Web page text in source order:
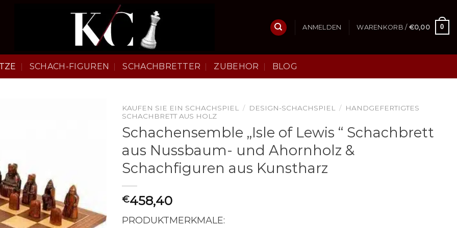
ANMELDEN WARENKORB / €0,00 0
SCHACH-FIGUREN SCHACHBRETTER ZUBEHOR BLOG
KAUFEN SIE EIN SCHACHSPIEL / DESIGN-SCHACHSPIEL /
HANDGEFERTIGTES
SCHACHBRETT AUS HOLZ
Schachensemble „Isle of Lewis “ Schachbrett
aus Nussbaum- und Ahornholz &
Schachfiguren aus Kunstharz
€458,40
PRODUKTMERKMALE: